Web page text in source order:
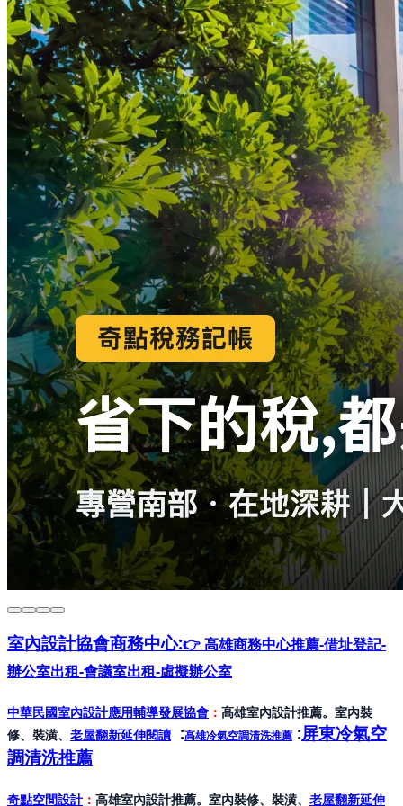
室內設計協會商務中心:👉 高雄商務中心推薦-借址登記-
辦公室出租-會議室出租-虛擬辦公室
中華民國室內設計應用輔導發展協會 ： 高雄室內設計推薦。室內裝
修、裝潢、 老屋翻新延伸閱讀 :高雄冷氣空調清洗推薦 :屏東冷氣空
調清洗推薦
奇點空間設計： 高雄室內設計推薦。室內裝修、裝潢、 老屋翻新延伸